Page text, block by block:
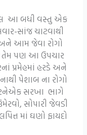
આ બધી વસ્તુ એક
સાંજ ચાટવાથી
આમ જેવા રોગો
તેમ પણ આ ઉપચાર
પ્રમેહમાં હરડે અને
પેશાબ ના રોગો
સરખા ભાગે
સોપારી જેવડી
માં ઘણો ફાયદો